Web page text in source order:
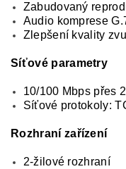
Zabudovaný
Audio komprese
Zlepšení kvality
Síťové parametry
10/100 Mbps přes
Síťové protokoly:
Rozhraní zařízení
2-žilové rozhraní